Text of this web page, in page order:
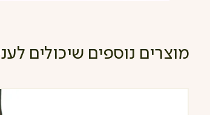
מוצרים נוספים שיכולים